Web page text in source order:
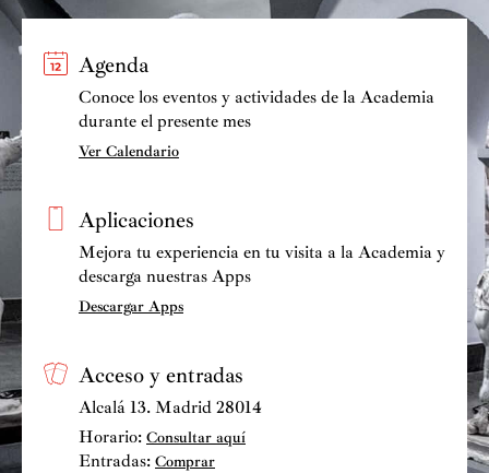
Agenda
Conoce los eventos y actividades de la Academia
durante el presente mes
Ver Calendario
Aplicaciones
Mejora tu experiencia en tu visita a la Academia y
descarga nuestras Apps
Descargar Apps
Acceso y entradas
Alcalá 13. Madrid 28014
Horario: Consultar aquí
Entradas: Comprar